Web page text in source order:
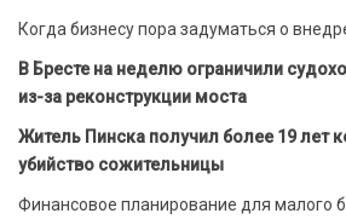
Когда бизнесу пора задуматься о
В Бресте на неделю ограничили
из-за реконструкции моста
Житель Пинска получил более 19 лет
убийство сожительницы
Финансовое планирование для малого